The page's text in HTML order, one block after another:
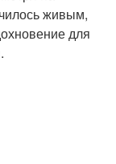
живым,
для